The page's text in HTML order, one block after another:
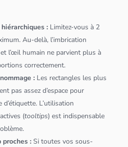
: Limitez-vous à 2
Au-delà, l’imbrication
l’œil humain ne parvient plus à
correctement.
: Les rectangles les plus
pas assez d’espace pour
L’utilisation
(tooltips) est indispensable
proches : Si toutes vos sous-